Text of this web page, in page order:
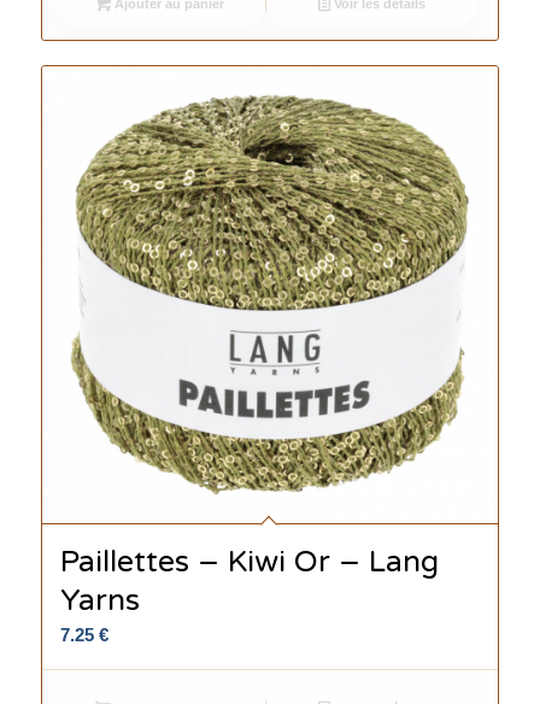
Ajouter au panier Voir les détails
Paillettes – Kiwi Or – Lang
Yarns
7.25 €